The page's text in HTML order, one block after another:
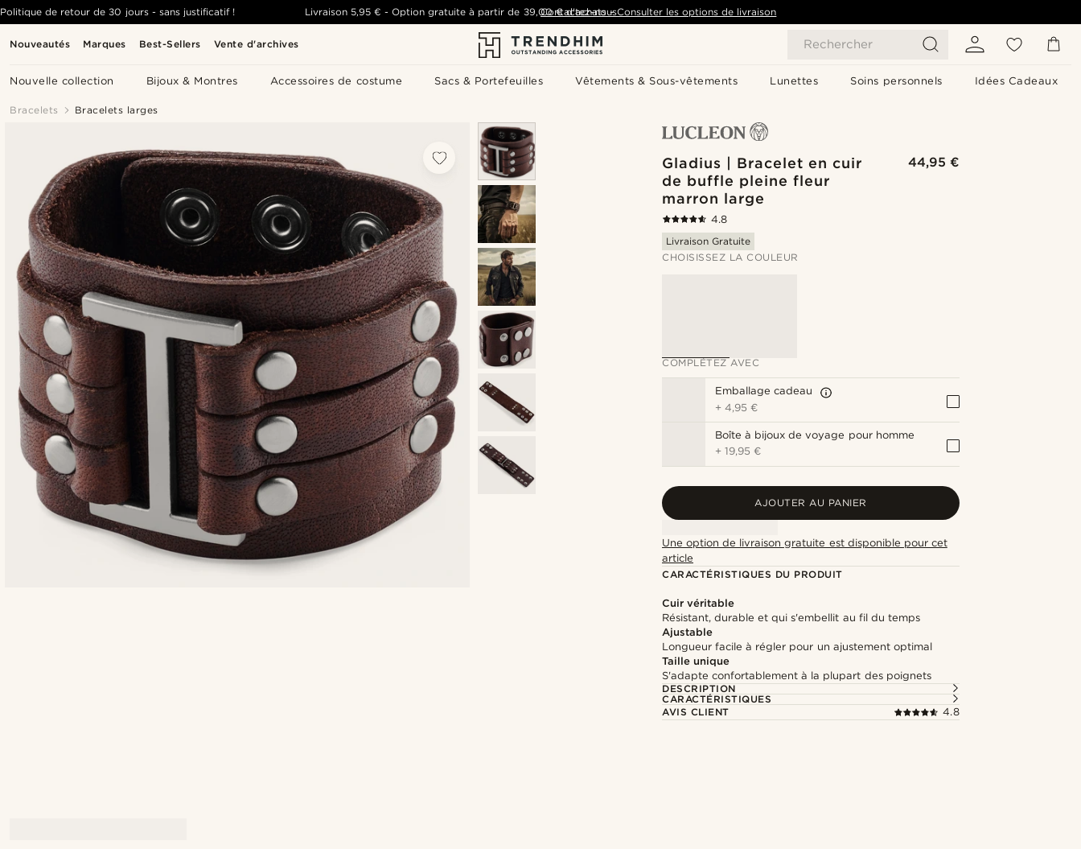
Nouveautés Marques Best-Sellers Vente d'archives Rechercher
Nouvelle collection Bijoux & Montres Accessoires de costume Sacs & Portefeuilles Vêtements & Sous-vêtements Lunettes Soins personnels Idées Cadeaux
Politique de retour de 30 jours - sans justificatif ! Livraison 5,95 € -Option gratuite à partir de 39,00 € d'achats- Consulter les options de livraison
Contactez-nous
Bracelets Bracelets larges
Gladius | Bracelet en cuir
de buffle pleine fleur
marron large
44,95 €
4.8
Livraison Gratuite
CHOISISSEZ LA COULEUR
COMPLÉTEZ AVEC
Emballage cadeau
+4,95 €
Boîte à bijoux de voyage pour homme
+19,95 €
AJOUTER AU PANIER
Une option de livraison gratuite est disponible pour cet
article
CARACTÉRISTIQUES DU PRODUIT
Cuir véritable
Résistant, durable et qui s'embellit au fil du temps
Ajustable
Longueur facile à régler pour un ajustement optimal
Taille unique
S'adapte confortablement à la plupart des poignets
DESCRIPTION
CARACTÉRISTIQUES
AVIS CLIENT
4.8